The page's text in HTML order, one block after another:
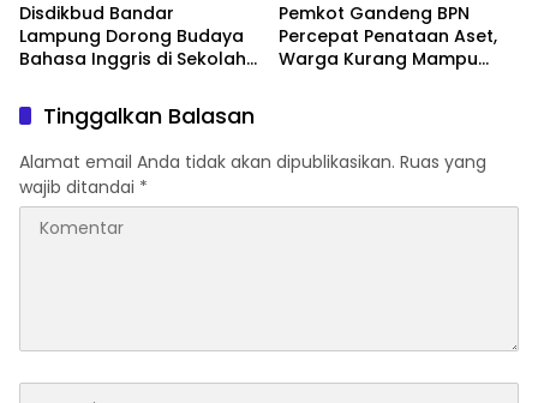
Disdikbud Bandar
Lampung Dorong Budaya
Bahasa Inggris di Sekolah
Berprestasi
Pemkot Gandeng BPN
Percepat Penataan Aset,
Warga Kurang Mampu
Tinggalkan Balasan
Alamat email Anda tidak akan dipublikasikan. Ruas yang
wajib ditandai *